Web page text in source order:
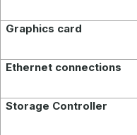
Graphics card
Ethernet connections
Storage Controller